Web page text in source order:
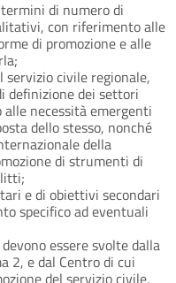
di numero di
con riferimento alle
di promozione e alle
civile regionale,
definizione dei settori
necessità emergenti
dello stesso, nonché
della
di strumenti di
e di obiettivi secondari
specifico ad eventuali
essere svolte dalla
2, e dal Centro di cui
del servizio civile,